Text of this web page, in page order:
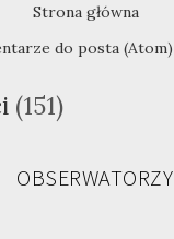
Strona główna
do posta (Atom)
(151)
OBSERWATORZY